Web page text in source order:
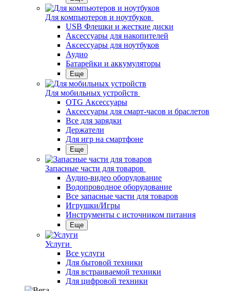
Для компьютеров и ноутбуков
USB Флешки и жесткие диски
Аксессуары для накопителей
Аксессуары для ноутбуков
Аудио
Батарейки и аккумуляторы
Еще
Для мобильных устройств
OTG Аксессуары
Аксессуары для смарт-часов и браслетов
Все для зарядки
Держатели
Для игр на смартфоне
Еще
Запасные части для товаров
Аудио-видео оборудование
Водопроводное оборудование
Все запасные части для товаров
Игрушки/Игры
Инструменты с источником питания
Еще
Услуги
Все услуги
Для бытовой техники
Для встраиваемой техники
Для цифровой техники